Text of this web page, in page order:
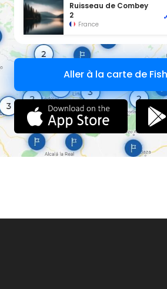
Ruisseau de Combey
2
France
Aller à la carte de